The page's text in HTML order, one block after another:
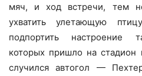
мяч, и ход встречи, тем
ухватить улетающую
подпортить настроение
которых пришло на
случился автогол —